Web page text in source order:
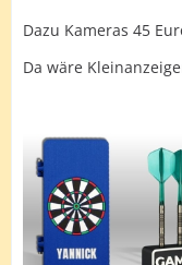
Dazu Kameras 45
Da wäre